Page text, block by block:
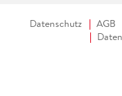
Datenschutz AGB